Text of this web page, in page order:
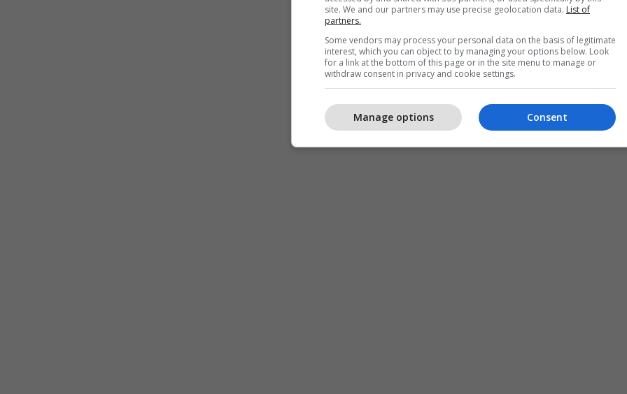
site. We and our partners may use precise geolocation data. List of
partners.
Some vendors may process your personal data on the basis of legitimate
interest, which you can object to by managing your options below. Look
for a link at the bottom of this page or in the site menu to manage or
withdraw consent in privacy and cookie settings.
Consent
Manage options